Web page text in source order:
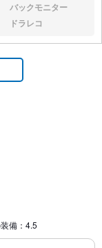
なし:バックモニター
なし:ドラレコ
備：4.5